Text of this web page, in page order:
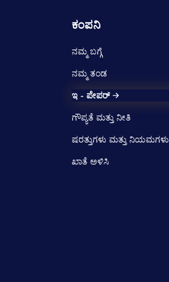
ಕಂಪನಿ
ನಮ್ಮ ಬಗ್ಗೆ
ನಮ್ಮ ತಂಡ
ಇ - ಪೇಪರ್
ಗೌಪ್ಯತೆ ಮತ್ತು ನೀತಿ
ಷರತ್ತುಗಳು ಮತ್ತು ನಿಯಮಗಳು
ಖಾತೆ ಅಳಿಸಿ